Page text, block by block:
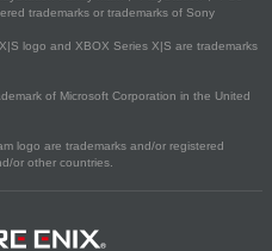
trademarks or trademarks of Sony
logo and XBOX Series X|S are trademarks
of Microsoft Corporation in the United
logo are trademarks and/or registered
or other countries.